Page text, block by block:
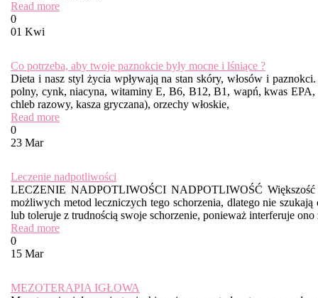
Read more
0
01 Kwi
Co potrzeba, aby twoje paznokcie były mocne i lśniące ?
Dieta i nasz styl życia wpływają na stan skóry, włosów i
polny, cynk, niacyna, witaminy E, B6, B12, B1, wapń, kwas
chleb razowy, kasza gryczana), orzechy włoskie,
Read more
0
23 Mar
Leczenie nadpotliwości
LECZENIE NADPOTLIWOŚCI NADPOTLIWOŚĆ Większość
możliwych metod leczniczych tego schorzenia, dlatego nie
lub toleruje z trudnością swoje schorzenie, ponieważ interferuje
Read more
0
15 Mar
MEZOTERAPIA IGŁOWA